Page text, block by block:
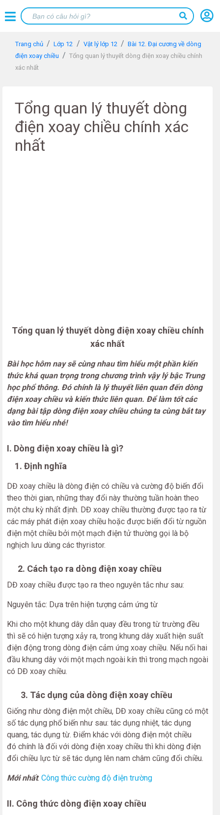
Trang chủ Lớp 12 Vật lý lớp 12
Bài 12. Đại cương về dòng
điện xoay chiều
Tổng quan lý thuyết dòng điện xoay chiều chính
xác nhất
Tổng quan lý thuyết dòng
điện xoay chiều chính xác
nhất
Tổng quan lý thuyết dòng điện xoay chiều chính
xác nhất
Bài học hôm nay sẽ cùng nhau tìm hiểu một phần kiến
thức khá quan trọng trong chương trình vậy lý bậc Trung
học phổ thông. Đó chính là lý thuyết liên quan đến dòng
điện xoay chiều và kiến thức liên quan. Để làm tốt các
dạng bài tập dòng điện xoay chiều chúng ta cùng bắt tay
vào tìm hiểu nhé!
I. Dòng điện xoay chiều là gì?
1. Định nghĩa
DĐ xoay chiều là dòng điện có chiều và cường độ biến đổi
theo thời gian, những thay đổi này thường tuần hoàn theo
một chu kỳ nhất định. DĐ xoay chiều thường được tạo ra từ
các máy phát điện xoay chiều hoặc được biến đổi từ nguồn
điện một chiều bởi một mạch điện tử thường gọi là bộ
nghịch lưu dùng các thyristor.
2. Cách tạo ra dòng điện xoay chiều
DĐ xoay chiều được tạo ra theo nguyên tắc như sau:
Nguyên tắc: Dựa trên hiện tượng cảm ứng từ
Khi cho một khung dây dẫn quay đều trong từ trường đều
thì sẽ có hiện tượng xảy ra, trong khung dây xuất hiện suất
điện động trong dòng điện cảm ứng xoay chiều. Nếu nối hai
đầu khung dây với một mạch ngoài kín thì trong mạch ngoài
có DĐ xoay chiều.
3. Tác dụng của dòng điện xoay chiều
Giống như dòng điện một chiều, DĐ xoay chiều cũng có một
số tác dụng phổ biến như sau: tác dụng nhiệt, tác dụng
quang, tác dụng từ. Điểm khác với dòng điện một chiều
đó chính là đối với dòng điện xoay chiều thì khi dòng điện
đổi chiều lực từ sẽ tác dụng lên nam châm cũng đổi chiều.
Mới nhất: Công thức cường độ điện trường
II. Công thức dòng điện xoay chiều